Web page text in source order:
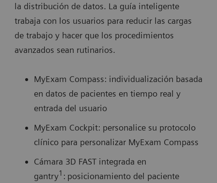
la distribución de datos. La guía inteligente
trabaja con los usuarios para reducir las cargas
de trabajo y hacer que los procedimientos
avanzados sean rutinarios.
MyExam Compass: individualización basada
en datos de pacientes en tiempo real y
entrada del usuario
MyExam Cockpit: personalice su protocolo
clínico para personalizar MyExam Compass
Cámara 3D FAST integrada en
gantry1 : posicionamiento del paciente